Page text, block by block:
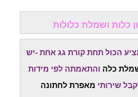
כלות ושמלת כלולות
הכול תחת קורת גג אחת -יש
כלה והתאמתה לפי מידות
שירותי מאפרת לחתונה